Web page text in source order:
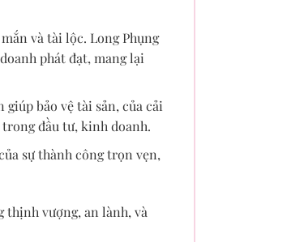
và tài lộc. Long Phụng
phát đạt, mang lại
giúp bảo vệ tài sản, của cải
đầu tư, kinh doanh.
sự thành công trọn vẹn,
thịnh vượng, an lành, và